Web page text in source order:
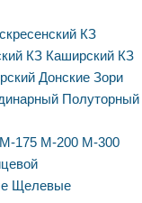
КЗ
КЗ Каширский КЗ
Донские Зори
Полуторный
М-175 М-200 М-300
Щелевые